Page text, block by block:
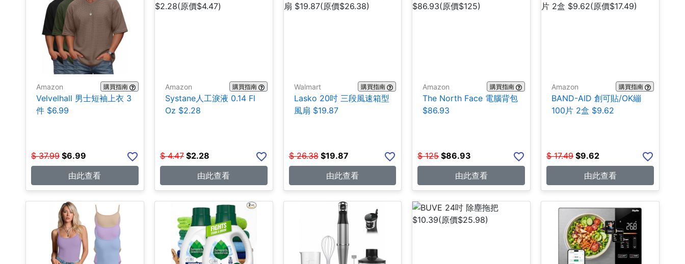
Amazon 購買指南
Velvelhall 男士短袖上衣 3
件 $6.99
$ 37.99 $6.99
由此查看
Amazon 購買指南
Systane人工淚液 0.14 Fl
Oz $2.28
$ 4.47 $2.28
由此查看
Walmart 購買指南
Lasko 20吋 三段風速箱型
風扇 $19.87
$ 26.38 $19.87
由此查看
Amazon 購買指南
The North Face 電腦背包
$86.93
$ 125 $86.93
由此查看
Amazon 購買指南
BAND-AID 創可貼/OK繃
100片 2盒 $9.62
$ 17.49 $9.62
由此查看